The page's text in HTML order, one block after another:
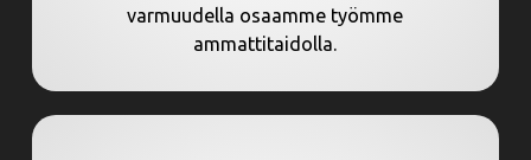
varmuudella osaamme työmme
ammattitaidolla.